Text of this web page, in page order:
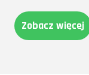
Zobacz więcej